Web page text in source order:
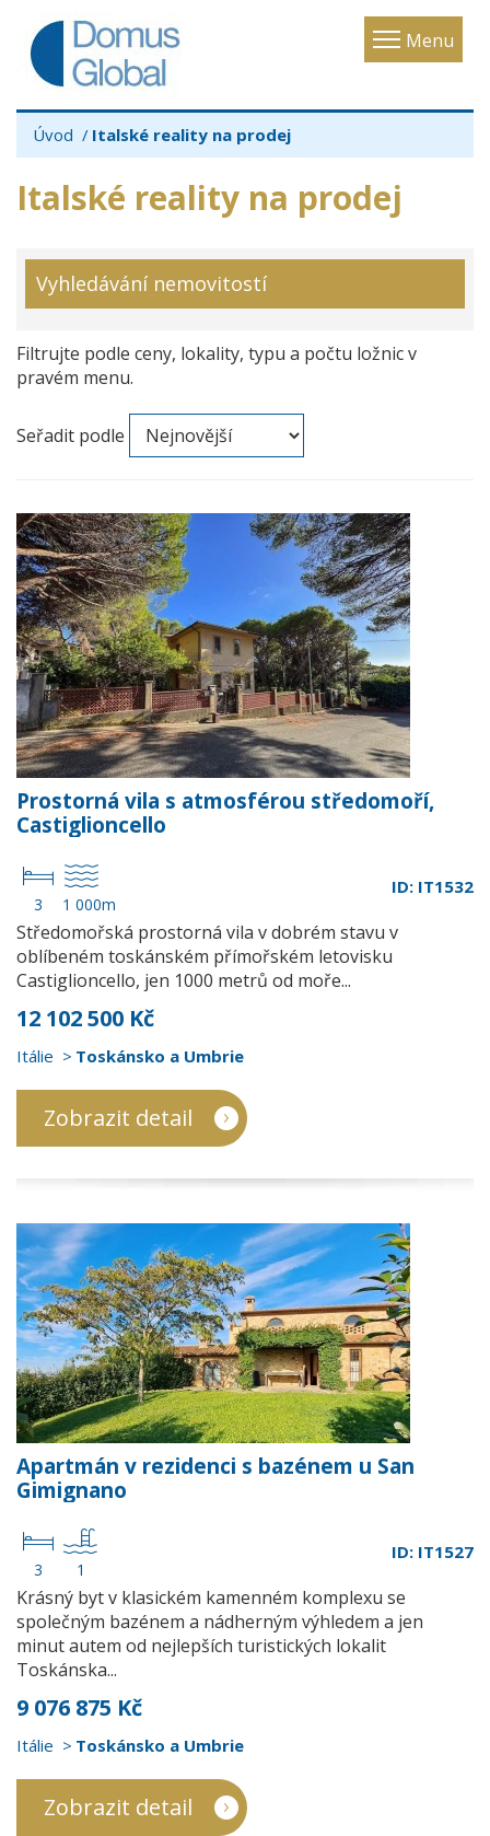
Menu
Toggle
Úvod Italské reality na prodej
Italské reality na prodej
Vyhledávání nemovitostí
Filtrujte podle ceny, lokality, typu a počtu ložnic v
pravém menu.
Seřadit podle
Prostorná vila s atmosférou středomoří,
Castiglioncello
3 1 000m
ID: IT1532
Středomořská prostorná vila v dobrém stavu v
oblíbeném toskánském přímořském letovisku
Castiglioncello, jen 1000 metrů od moře...
12 102 500 Kč
Itálie Toskánsko a Umbrie
Zobrazit detail
Apartmán v rezidenci s bazénem u San
Gimignano
3 1
ID: IT1527
Krásný byt v klasickém kamenném komplexu se
společným bazénem a nádherným výhledem a jen
minut autem od nejlepších turistických lokalit
Toskánska...
9 076 875 Kč
Itálie Toskánsko a Umbrie
Zobrazit detail